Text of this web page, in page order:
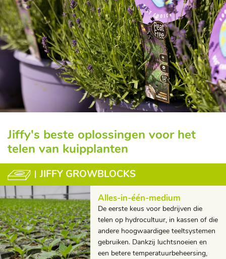
Jiffy's beste oplossingen voor het
telen van kuipplanten
JIFFY GROWBLOCKS
Alles-in-één-medium
De eerste keus voor bedrijven die
telen op hydrocultuur, in kassen of die
andere hoogwaardigee teeltsystemen
gebruiken. Dankzij luchtsnoeien en
een betere temperatuurbeheersing,